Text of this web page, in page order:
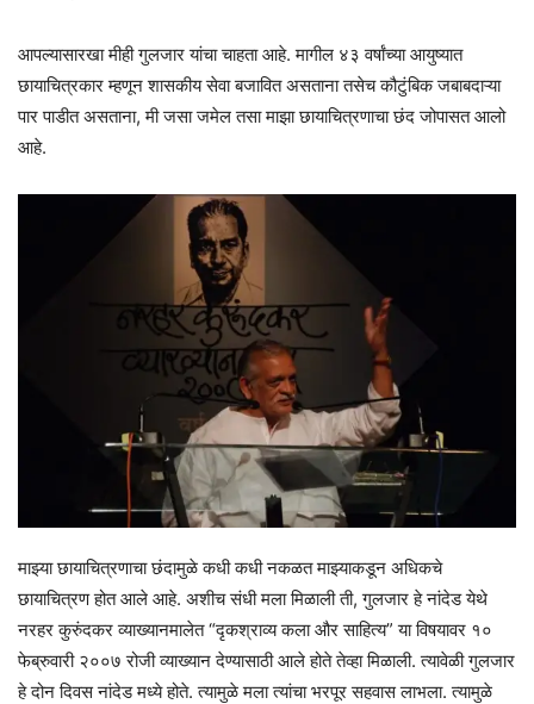
आपल्यासारखा मीही गुलजार यांचा चाहता आहे. मागील ४३ वर्षांच्या आयुष्यात
छायाचित्रकार म्हणून शासकीय सेवा बजावित असताना तसेच कौटुंबिक जबाबदाऱ्या
पार पाडीत असताना, मी जसा जमेल तसा माझा छायाचित्रणाचा छंद जोपासत आलो
आहे.
माझ्या छायाचित्रणाचा छंदामुळे कधी कधी नकळत माझ्याकडून अधिकचे
छायाचित्रण होत आले आहे. अशीच संधी मला मिळाली ती, गुलजार हे नांदेड येथे
नरहर कुरुंदकर व्याख्यानमालेत “दृकश्राव्य कला और साहित्य” या विषयावर १०
फेब्रुवारी २००७ रोजी व्याख्यान देण्यासाठी आले होते तेव्हा मिळाली. त्यावेळी गुलजार
हे दोन दिवस नांदेड मध्ये होते. त्यामुळे मला त्यांचा भरपूर सहवास लाभला. त्यामुळे